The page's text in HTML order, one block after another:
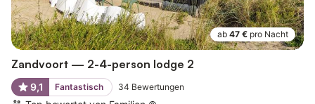
ab 47 € pro Nacht
Zandvoort — 2-4-person lodge 2
9,1 Fantastisch 34 Bewertungen